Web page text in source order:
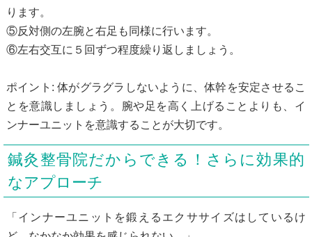
ります。
⑤反対側の左腕と右足も同様に行います。
⑥左右交互に５回ずつ程度繰り返しましょう。
ポイント: 体がグラグラしないように、体幹を安定させるこ
とを意識しましょう。腕や足を高く上げることよりも、イ
ンナーユニットを意識することが大切です。
鍼灸整骨院だからできる！さらに効果的
なアプローチ
「インナーユニットを鍛えるエクササイズはしているけ